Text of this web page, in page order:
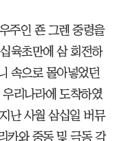
주인 죤 그렌 중령을
육초만에 삼 회전하
속으로 몰아넣었던
리나라에 도착하였
난 사월 삼십일 버뮤
카와 중동 및 극동 각